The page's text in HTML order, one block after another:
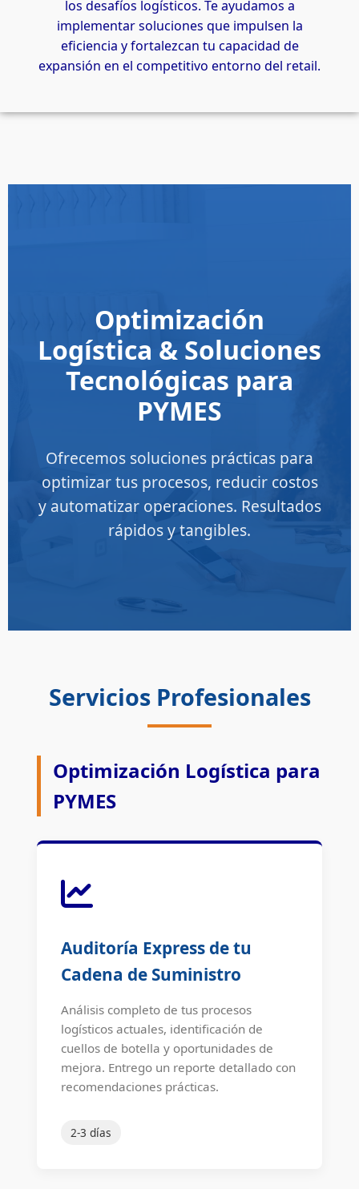
los desafíos logísticos. Te ayudamos a
implementar soluciones que impulsen la
eficiencia y fortalezcan tu capacidad de
expansión en el competitivo entorno del retail.
Optimización
Logística & Soluciones
Tecnológicas para
PYMES
Ofrecemos soluciones prácticas para
optimizar tus procesos, reducir costos
y automatizar operaciones. Resultados
rápidos y tangibles.
Servicios Profesionales
Optimización Logística para
PYMES
Auditoría Express de tu
Cadena de Suministro
Análisis completo de tus procesos
logísticos actuales, identificación de
cuellos de botella y oportunidades de
mejora. Entrego un reporte detallado con
recomendaciones prácticas.
2-3 días